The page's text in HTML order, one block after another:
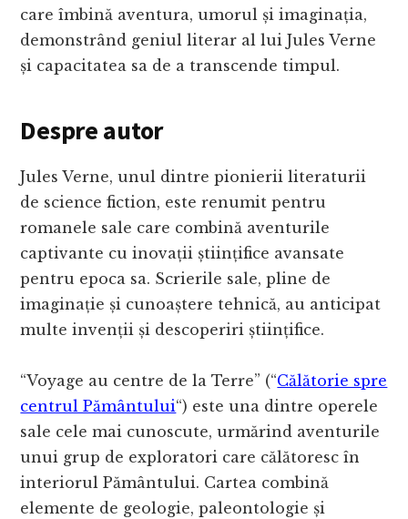
care îmbină aventura, umorul și imaginația,
demonstrând geniul literar al lui Jules Verne
și capacitatea sa de a transcende timpul.
Despre autor
Jules Verne, unul dintre pionierii literaturii
de science fiction, este renumit pentru
romanele sale care combină aventurile
captivante cu inovații științifice avansate
pentru epoca sa. Scrierile sale, pline de
imaginație și cunoaștere tehnică, au anticipat
multe invenții și descoperiri științifice.
“Voyage au centre de la Terre” (“Călătorie spre
centrul Pământului“) este una dintre operele
sale cele mai cunoscute, urmărind aventurile
unui grup de exploratori care călătoresc în
interiorul Pământului. Cartea combină
elemente de geologie, paleontologie și